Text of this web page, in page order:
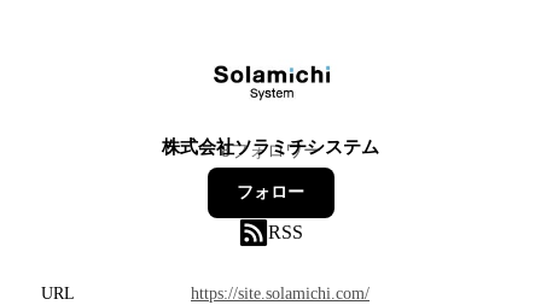
株式会社ソラミチシステム
8フォロワー
フォロー
RSS
URL
https://site.solamichi.com/